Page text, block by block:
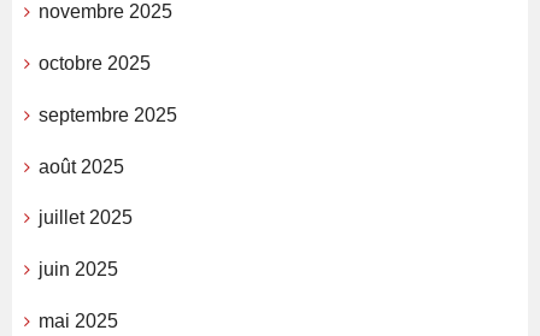
novembre 2025
octobre 2025
septembre 2025
août 2025
juillet 2025
juin 2025
mai 2025